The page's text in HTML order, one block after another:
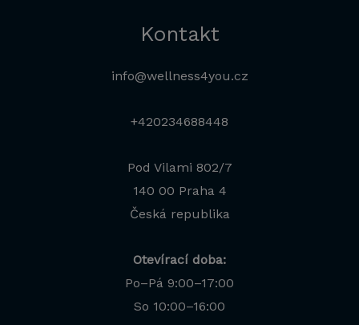
Kontakt
info@wellness4you.cz
+420234688448
Pod Vilami 802/7
140 00 Praha 4
Česká republika
Otevírací doba:
Po–Pá 9:00–17:00
So 10:00–16:00